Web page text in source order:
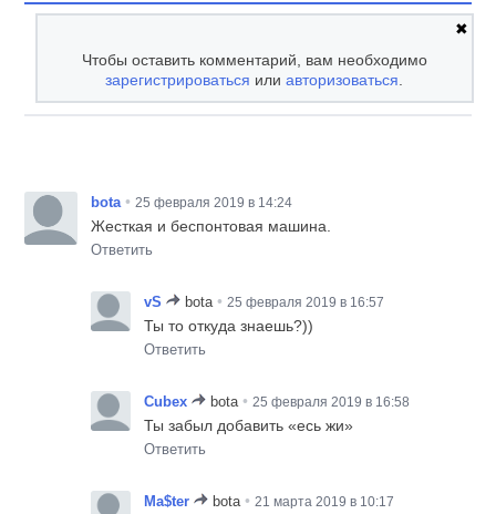
✖
Чтобы оставить комментарий, вам необходимо
зарегистрироваться илиавторизоваться
bota • 25 февраля 2019 в 14:24
Жесткая и беспонтовая машина.
Ответить
vS bota • 25 февраля 2019 в 16:57
Ты то откуда знаешь?))
Ответить
Cubex bota • 25 февраля 2019 в 16:58
Ты забыл добавить «есь жи»
Ответить
Ma$ter bota • 21 марта 2019 в 10:17